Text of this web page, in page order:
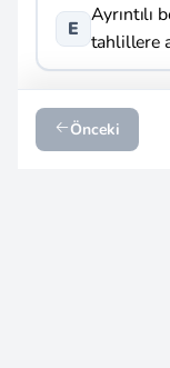
E
Ayrıntılı
tahlillere
Önceki